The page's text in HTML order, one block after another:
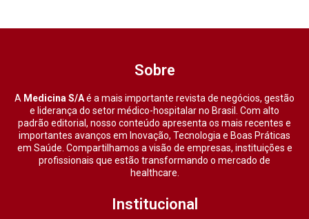
Sobre
A Medicina S/Aé a mais importante revista de negócios, gestão
e liderança do setor médico-hospitalar no Brasil. Com alto
padrão editorial, nosso conteúdo apresenta os mais recentes e
importantes avanços em Inovação, Tecnologia e Boas Práticas
em Saúde. Compartilhamos a visão de empresas, instituições e
profissionais que estão transformando o mercado de
healthcare.
Institucional